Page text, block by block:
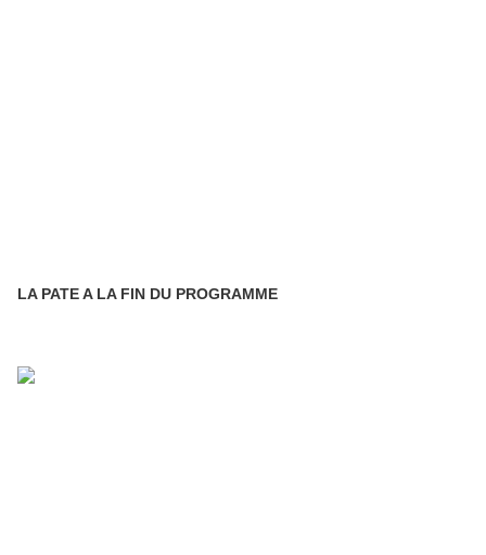
LA PATE A LA FIN DU PROGRAMME